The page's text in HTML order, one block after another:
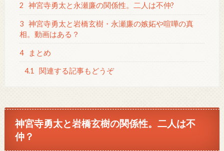
2 神宮寺勇太と永瀬廉の関係性。二人は不仲?
3 神宮寺勇太と岩橋玄樹・永瀬廉の嫉妬や喧嘩の真
相。動画はある？
4 まとめ
4.1 関連する記事もどうぞ
神宮寺勇太と岩橋玄樹の関係性。二人は不
仲？